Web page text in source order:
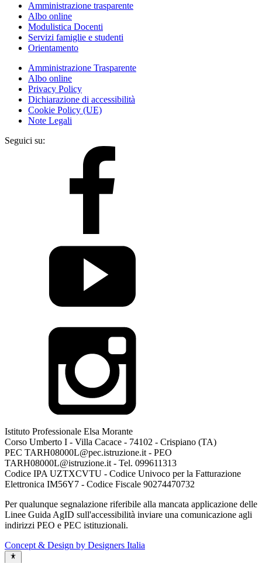
Amministrazione trasparente
Albo online
Modulistica Docenti
Servizi famiglie e studenti
Orientamento
Amministrazione Trasparente
Albo online
Privacy Policy
Dichiarazione di accessibilità
Cookie Policy (UE)
Note Legali
Seguici su:
Istituto Professionale Elsa Morante
Corso Umberto I - Villa Cacace - 74102 - Crispiano (TA)
PEC TARH08000L@pec.istruzione.it - PEO
TARH08000L@istruzione.it - Tel. 099611313
Codice IPA UZTXCVTU - Codice Univoco per la Fatturazione
Elettronica IM56Y7 - Codice Fiscale 90274470732
Per qualunque segnalazione riferibile alla mancata applicazione delle
Linee Guida AgID sull'accessibilità inviare una comunicazione agli
indirizzi PEO e PEC istituzionali.
Concept & Design by Designers Italia